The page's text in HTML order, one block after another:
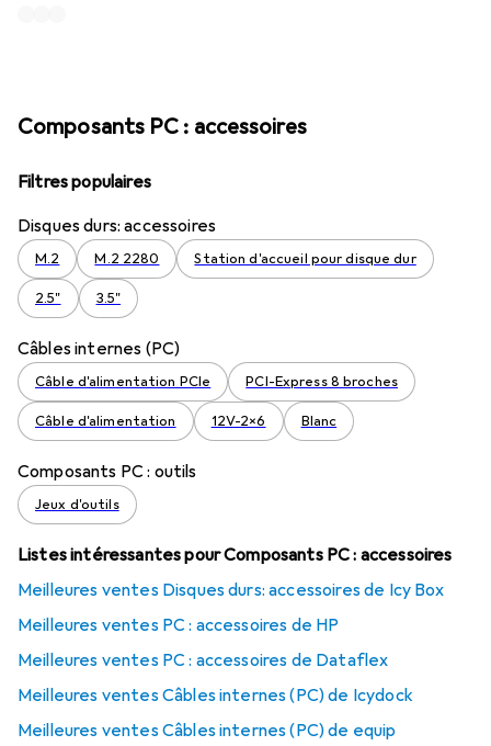
Composants PC : accessoires
Filtres populaires
Disques durs: accessoires
M.2 M.2 2280 Station d'accueil pour disque dur
2.5" 3.5"
Câbles internes (PC)
Câble d'alimentation PCIe PCI-Express 8 broches
Câble d'alimentation 12V-2x6 Blanc
Composants PC : outils
Jeux d'outils
Listes intéressantes pour Composants PC : accessoires
Meilleures ventes Disques durs: accessoires de Icy Box
Meilleures ventes PC : accessoires de HP
Meilleures ventes PC : accessoires de Dataflex
Meilleures ventes Câbles internes (PC) de Icydock
Meilleures ventes Câbles internes (PC) de equip